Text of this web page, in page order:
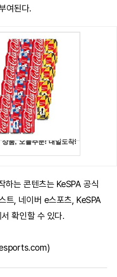
여된다.
하는 콘텐츠는 KeSPA 공식
트 , 네이버 e스포츠, KeSPA
확인할 수 있다.